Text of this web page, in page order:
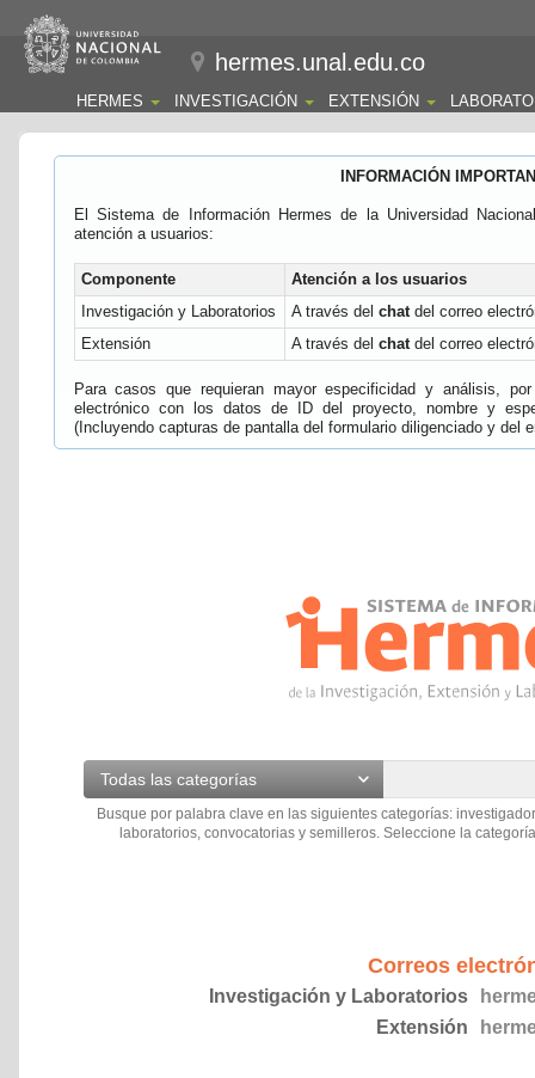
hermes.unal.edu.co
HERMES INVESTIGACIÓN EXTENSIÓN
INFORMACIÓN
El Sistema de Información Hermes de la Universidad
atención a usuarios:
Componente
Atención a los usuarios
Investigación y Laboratorios
A través del chatdel correo
Extensión
A través del chatdel correo
Para casos que requieran mayor especificidad y análisis,
electrónico con los datos de ID del proyecto, nombre y
(Incluyendo capturas de pantalla del formulario diligenciado y del
Todas las categorías
Busque por palabra clave en las siguientes categorías:
laboratorios, convocatorias y semilleros. Seleccione la
Correos
Investigación y Laboratorios
Extensión